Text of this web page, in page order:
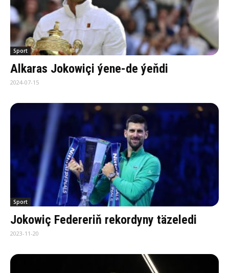
Sport
Alkaras Jokowiçi ýene-de ýeňdi
2024-07-15
Sport
Jokowiç Federeriň rekordyny täzeledi
2023-11-20